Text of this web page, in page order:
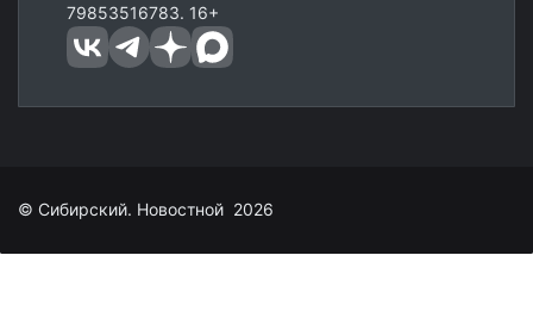
79853516783. 16+
© Сибирский. Новостной 2026